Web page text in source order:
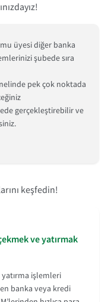
üyesi diğer banka
şubede sıra
pek çok noktada
gerçekleştirebilir ve
keşfedin!
ve yatırmak
işlemleri
banka veya kredi